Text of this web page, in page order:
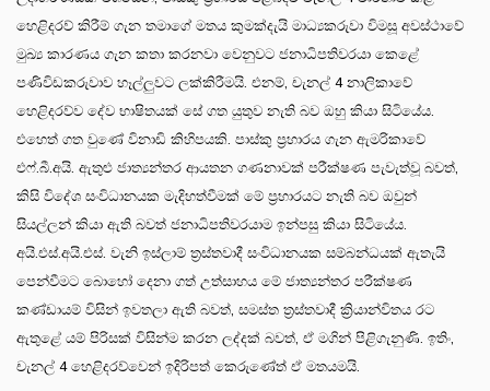
හෙළිදරව් කිරීම් ගැන තමාගේ මතය කුමක්දැයි මාධ්‍යකරුවා විමසූ අවස්ථාවේ
මුඛ්‍ය කාරණය ගැන කතා කරනවා වෙනුවට ජනාධිපතිවරයා කෙළේ
පණිවිඩකරුවාව හෑල්ලුවට ලක්කිරීමයි. එනම්, චැනල් 4 නාලිකාවේ
හෙළිදරව්ව දේව භාෂිතයක් සේ ගත යුතුව නැති බව ඔහු කියා සිටියේය.
එහෙත් ගත වුණේ විනාඩි කිහිපයකි. පාස්කු ප්‍රහාරය ගැන ඇමරිකාවේ
එෆ්.බී.අයි. ඇතුළු ජාත්‍යන්තර ආයතන ගණනාවක් පරීක්ෂණ පැවැත්වූ බවත්,
කිසි විදේශ සංවිධානයක මැදිහත්වීමක් මේ ප්‍රහාරයට නැති බව ඔවුන්
සියල්ලන් කියා ඇති බවත් ජනාධිපතිවරයාම ඉන්පසු කියා සිටියේය.
අයි.එස්.අයි.එස්. වැනි ඉස්ලාම් ත්‍රස්තවාදී සංවිධානයක සම්බන්ධයක් ඇතැයි
පෙන්වීමට බොහෝ දෙනා ගත් උත්සාහය මේ ජාත්‍යන්තර පරීක්ෂණ
කණ්ඩායම් විසින් ඉවතලා ඇති බවත්, සමස්ත ත්‍රස්තවාදී ක්‍රියාන්විතය රට
ඇතුළේ යම් පිරිසක් විසින්ම කරන ලද්දක් බවත්, ඒ මගින් පිළිගැනුණි. ඉතිං,
චැනල් 4 හෙළිදරව්වෙන් ඉදිරිපත් කෙරුණේත් ඒ මතයමයි.